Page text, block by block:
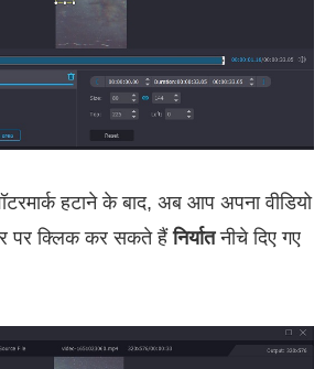
हटाने के बाद, अब आप अपना वीडियो
पर क्लिक कर सकते हैंनिर्यातनीचे दिए गए